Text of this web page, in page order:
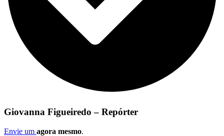
Giovanna Figueiredo – Repórter
Envie um agora mesmo.